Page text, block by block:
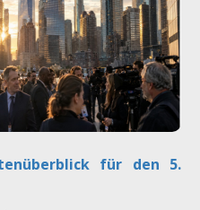
für den 5.